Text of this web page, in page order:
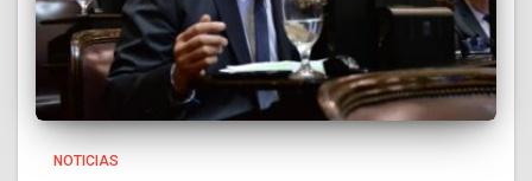
NOTICIAS